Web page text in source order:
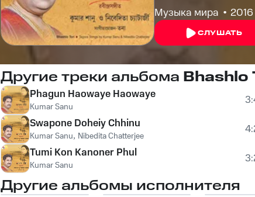
Музыка мира 2016
СЛУШАТЬ
Другие треки альбома Bhashlo
Phagun Haowaye Haowaye
Kumar Sanu
Swapone Doheiy Chhinu
Kumar Sanu, Nibedita Chatterjee
Tumi Kon Kanoner Phul
Kumar Sanu
Другие альбомы исполнителя